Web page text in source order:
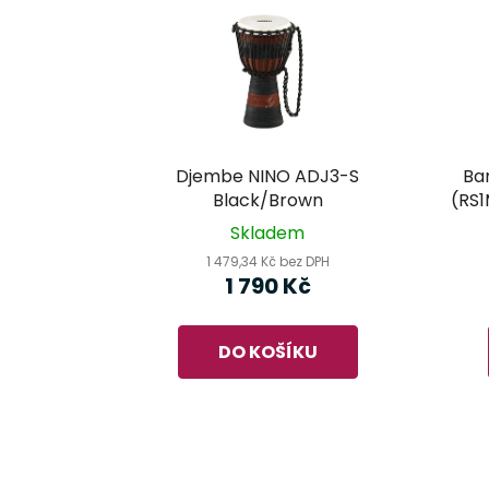
Djembe NINO ADJ3-S
Black/Brown
Skladem
1 479,34 Kč bez DPH
1 790 Kč
DO KOŠÍKU